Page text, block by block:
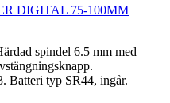
spindel 6.5 mm med
Batteri typ SR44, ingår.